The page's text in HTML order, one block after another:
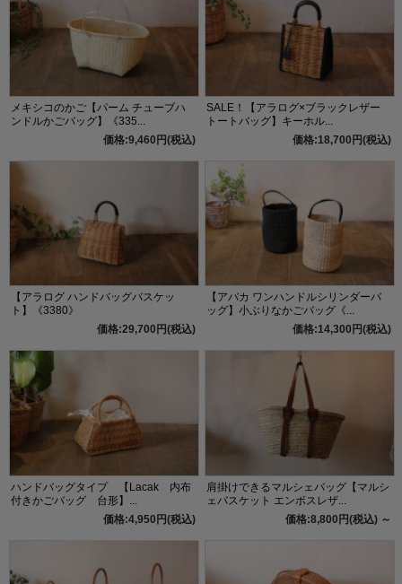
メキシコのかご【パーム チューブハ
ンドルかごバッグ】《335...
価格:9,460円(税込)
SALE！【アラログ×ブラックレザー
トートバッグ】キーホル...
価格:18,700円(税込)
【アラログ ハンドバッグバスケッ
ト】《3380》
価格:29,700円(税込)
【アバカ ワンハンドルシリンダーバ
ッグ】小ぶりなかごバッグ《...
価格:14,300円(税込)
ハンドバッグタイプ 【Lacak 内布
付きかごバッグ 台形】...
価格:4,950円(税込)
肩掛けできるマルシェバッグ【マルシ
ェバスケット エンボスレザ...
価格:8,800円(税込) ～